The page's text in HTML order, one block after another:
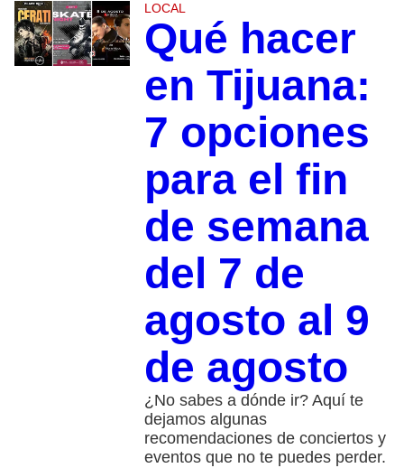
LOCAL
Qué hacer
en Tijuana:
7 opciones
para el fin
de semana
del 7 de
agosto al 9
de agosto
¿No sabes a dónde ir? Aquí te
dejamos algunas
recomendaciones de conciertos y
eventos que no te puedes perder.